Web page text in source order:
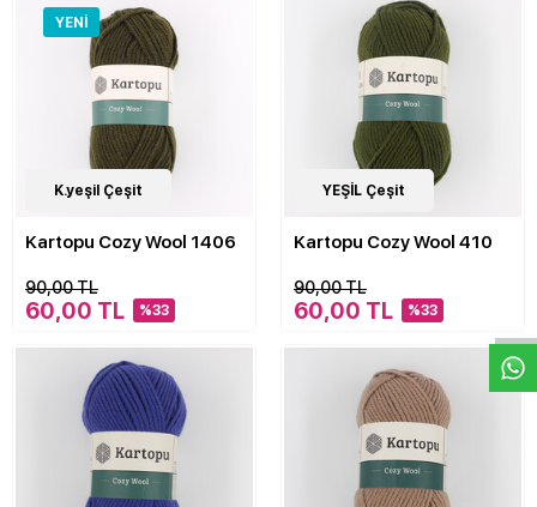
YENI
21Çeşit
K.yeşil Çeşit
Kartopu Cozy Wool 1406
90,00 TL
60,00 TL %33
20Çeşit
YEŞİL Çeşit
Kartopu Cozy Wool 410
90,00 TL
60,00 TL %33